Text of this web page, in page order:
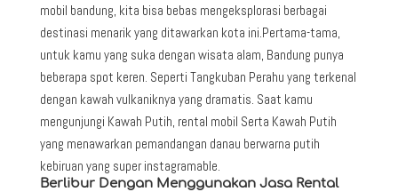
mobil bandung, kita bisa bebas mengeksplorasi berbagai
destinasi menarik yang ditawarkan kota ini.Pertama-tama,
untuk kamu yang suka dengan wisata alam, Bandung punya
beberapa spot keren. Seperti Tangkuban Perahu yang terkenal
dengan kawah vulkaniknya yang dramatis. Saat kamu
mengunjungi Kawah Putih, rental mobil Serta Kawah Putih
yang menawarkan pemandangan danau berwarna putih
kebiruan yang super instagramable.
Berlibur Dengan Menggunakan Jasa Rental